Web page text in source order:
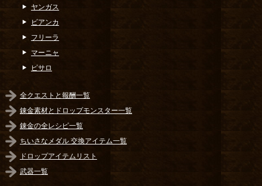
ヤンガス
ビアンカ
フリーラ
マーニャ
ピサロ
全クエストと報酬一覧
錬金素材とドロップモンスター一覧
錬金の全レシピ一覧
ちいさなメダル 交換アイテム一覧
ドロップアイテムリスト
武器一覧